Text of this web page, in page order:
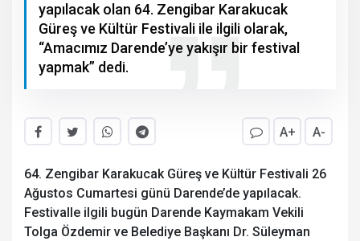
yapılacak olan 64. Zengibar Karakucak
Güreş ve Kültür Festivali ile ilgili olarak,
“Amacımız Darende’ye yakışır bir festival
yapmak” dedi.
A+ A-
64. Zengibar Karakucak Güreş ve Kültür Festivali 26
Ağustos Cumartesi günü Darende’de yapılacak.
Festivalle ilgili bugün Darende Kaymakam Vekili
Tolga Özdemir ve Belediye Başkanı Dr. Süleyman